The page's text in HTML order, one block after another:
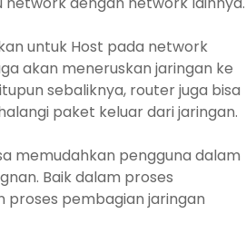
untuk Host pada network
akan meneruskan jaringan ke
sebaliknya, router juga bisa
paket keluar dari jaringan.
memudahkan pengguna dalam
Baik dalam proses
proses pembagian jaringan